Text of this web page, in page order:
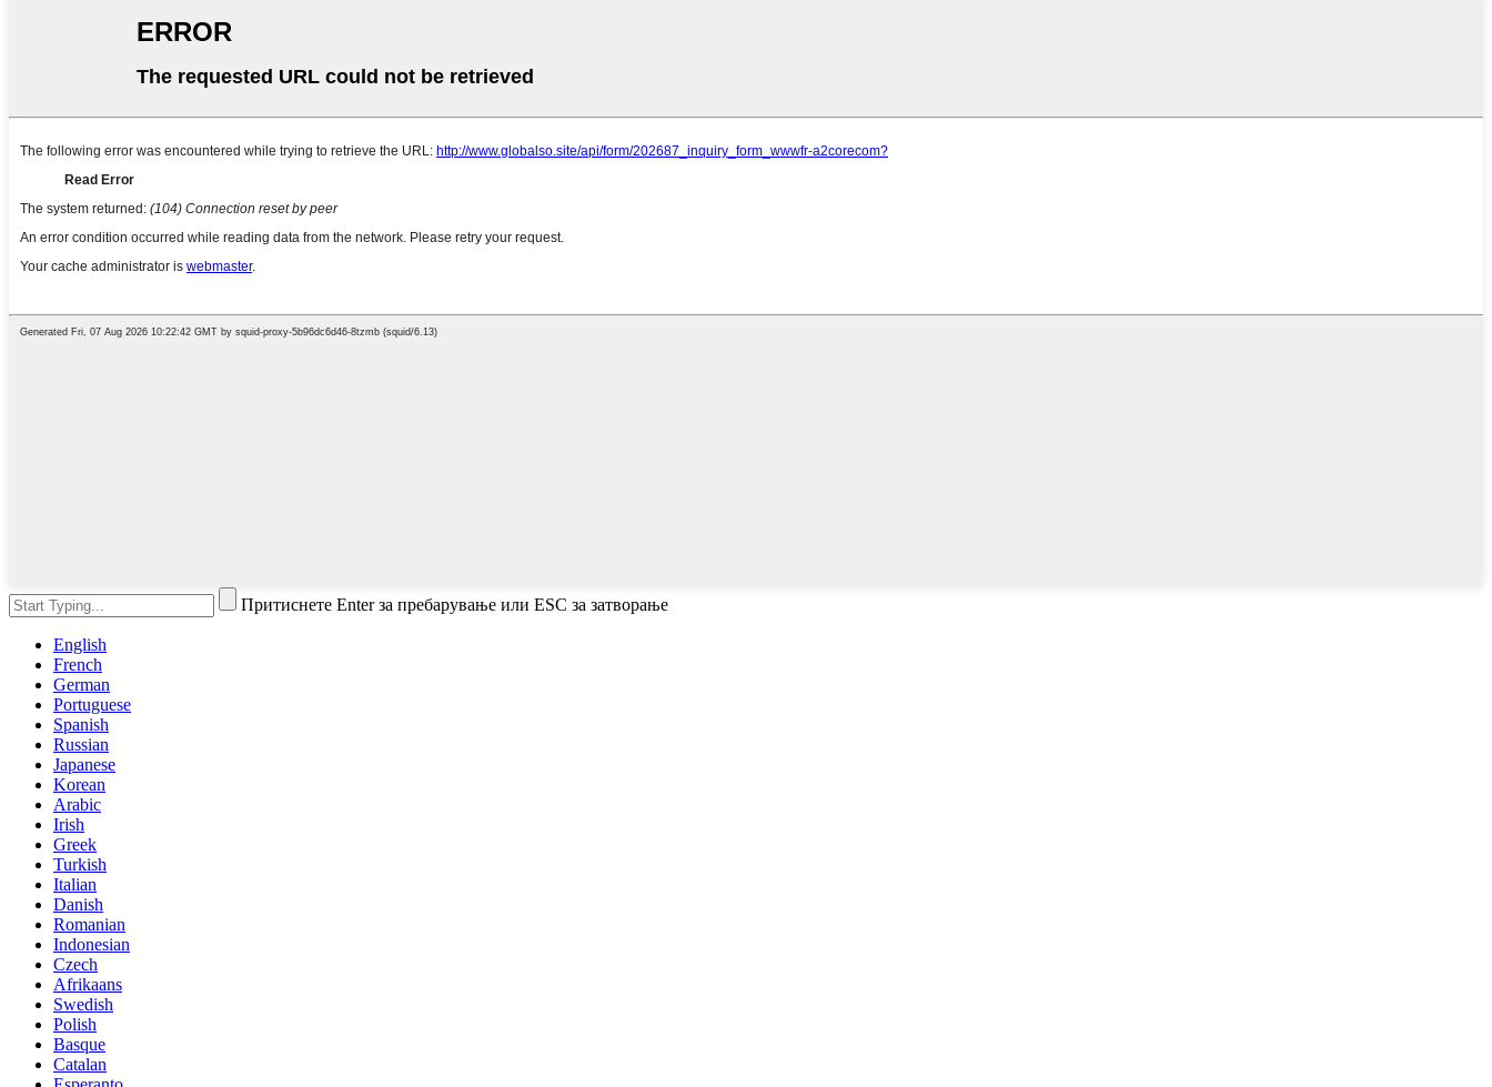
Притиснете Enter за пребарување или ESC за затворање
English
French
German
Portuguese
Spanish
Russian
Japanese
Korean
Arabic
Irish
Greek
Turkish
Italian
Danish
Romanian
Indonesian
Czech
Afrikaans
Swedish
Polish
Basque
Catalan